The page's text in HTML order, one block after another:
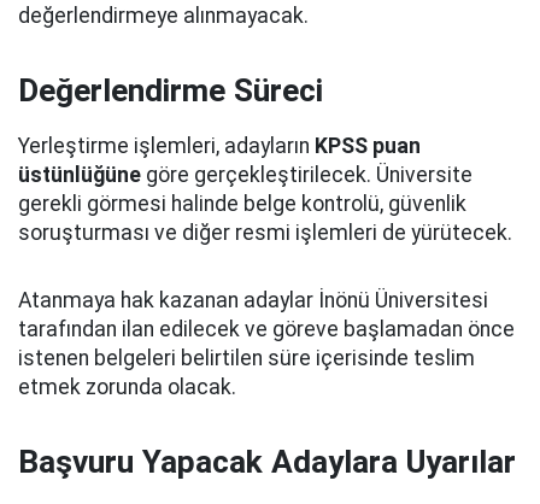
değerlendirmeye alınmayacak.
Değerlendirme Süreci
Yerleştirme işlemleri, adayların KPSS puan
üstünlüğüne göre gerçekleştirilecek. Üniversite
gerekli görmesi halinde belge kontrolü, güvenlik
soruşturması ve diğer resmi işlemleri de yürütecek.
Atanmaya hak kazanan adaylar İnönü Üniversitesi
tarafından ilan edilecek ve göreve başlamadan önce
istenen belgeleri belirtilen süre içerisinde teslim
etmek zorunda olacak.
Başvuru Yapacak Adaylara Uyarılar